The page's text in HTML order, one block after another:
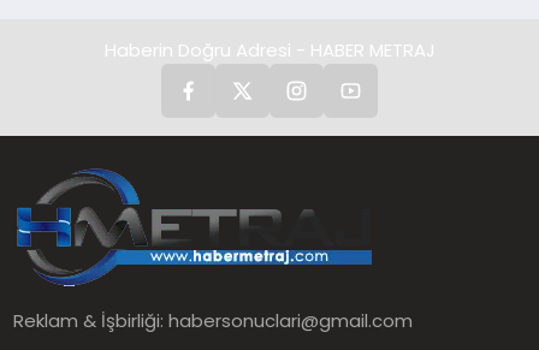
Haberin Doğru Adresi - HABER METRAJ
Reklam & İşbirliği:habersonuclari@gmail.com